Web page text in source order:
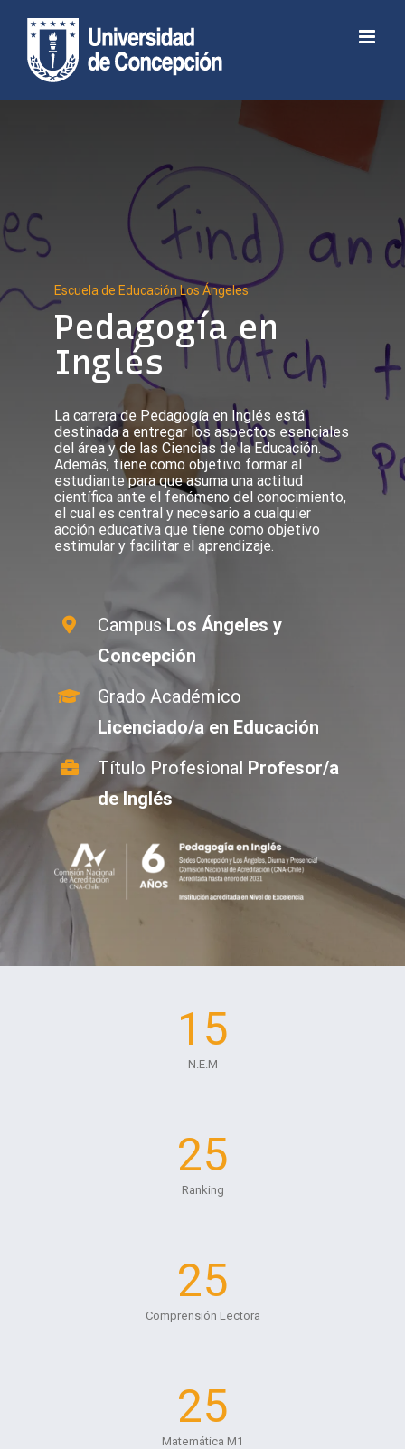
Abrir barra de herramientas
content
Escuela de Educación Los Ángeles
Pedagogía en
Inglés
La carrera de Pedagogía en Inglés está
destinada a entregar los aspectos esenciales
del área y de las Ciencias de la Educación.
Además, tiene como objetivo formar al
estudiante para que asuma una actitud
científica ante el fenómeno del conocimiento,
el cual es central y necesario a cualquier
acción educativa que tiene como objetivo
estimular y facilitar el aprendizaje.
CampusLos Ángeles y
Concepción
Grado Académico
Licenciado/a en Educación
Título Profesional Profesor/a
de Inglés
15
N.E.M
25
Ranking
25
Comprensión Lectora
25
Matemática M1